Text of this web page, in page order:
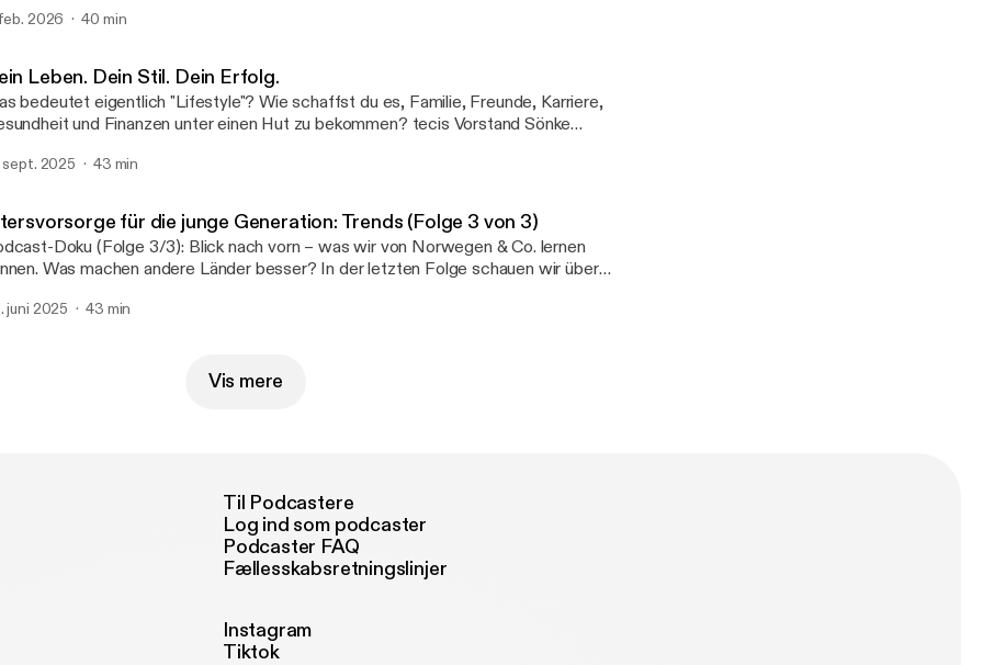
diese Fragen und gibt dir wertvolle Einblicke für deine Planungen.
2026 40 min
Leben. Dein Stil. Dein Erfolg.
bedeutet eigentlich "Lifestyle"? Wie schaffst du es, Familie, Freunde, Karriere,
und Finanzen unter einen Hut zu bekommen? tecis Vorstand Sönke
Balance zwischen all diesen Lebensbereichen zu finden.
sept. 2025 43 min
für die junge Generation: Trends (Folge 3 von 3)
Doku (Folge 3/3): Blick nach vorn – was wir von Norwegen & Co. lernen
Was machen andere Länder besser? In der letzten Folge schauen wir über
wie zukunftsfähige Altersvorsorge wirklich aussehen kann. Plus: Warum
Bei Rürup gibt es Wechselwirkungen und bei Riester gibt es „Showstopper“
juni 2025 43 min
Vis mere
Til Podcastere
Log ind som podcaster
Podcaster FAQ
Fællesskabsretningslinjer
Instagram
Tiktok